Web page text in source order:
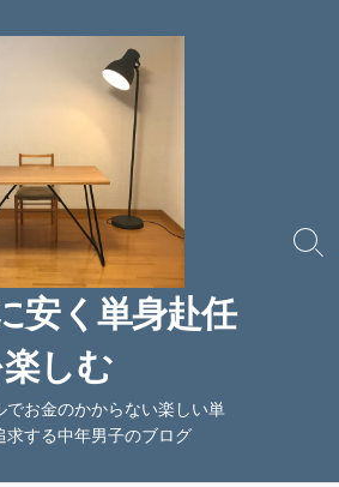
安く単身赴任
しむ
でお金のかからない楽しい単
求する中年男子のブログ
検